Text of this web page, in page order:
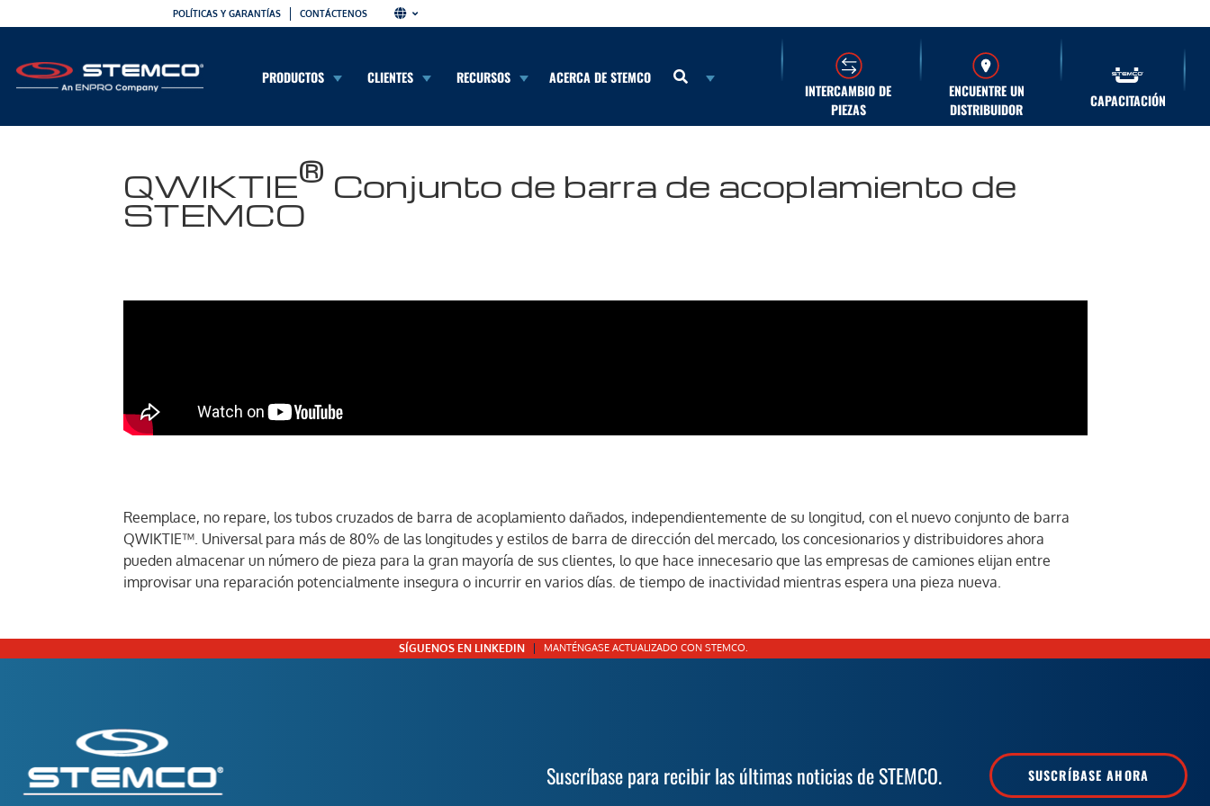
POLÍTICAS Y GARANTÍAS CONTÁCTENOS
PRODUCTOS CLIENTES RECURSOS ACERCA DE STEMCO
INTERCAMBIO DE
PIEZAS
ENCUENTRE UN
DISTRIBUIDOR
CAPACITACIÓN
QWIKTIE® Conjunto de barra de acoplamiento de
STEMCO
Reemplace, no repare, los tubos cruzados de barra de acoplamiento dañados, independientemente de su longitud, con el nuevo conjunto de barra
QWIKTIE™. Universal para más de 80% de las longitudes y estilos de barra de dirección del mercado, los concesionarios y distribuidores ahora
pueden almacenar un número de pieza para la gran mayoría de sus clientes, lo que hace innecesario que las empresas de camiones elijan entre
improvisar una reparación potencialmente insegura o incurrir en varios días. de tiempo de inactividad mientras espera una pieza nueva.
SÍGUENOS EN LINKEDIN MANTÉNGASE ACTUALIZADO CON STEMCO.
Suscríbase para recibir las últimas noticias de STEMCO. SUSCRÍBASE AHORA